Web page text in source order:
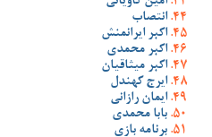
انتصاب
اکبر ایرانمنش
اکبر محمدی
اکبر میثاقیان
ایرج کهندل
ایمان رازانی
بابا محمدی
برنامه بازی